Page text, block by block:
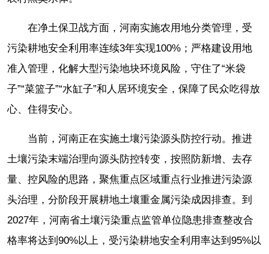
在净土保卫战方面，河南实施农用地分类管理，受
污染耕地安全利用率连续3年实现100%；严格建设用地
准入管理，化解大型污染地块环境风险，守住了“米袋
子”“菜篮子”“水缸子”和人居环境安全，保障了民众吃得放
心、住得安心。
当前，河南正在实施土壤污染源头防控行动。推进
土壤污染末端治理向源头防控转变，按照防新增、去存
量、控风险的思路，聚焦重点区域重点行业推进污染源
头治理，分阶段开展耕地土壤重金属污染成因排查。到
2027年，河南省土壤污染重点监管单位隐患排查整改合
格率将达到90%以上，受污染耕地安全利用率达到95%以